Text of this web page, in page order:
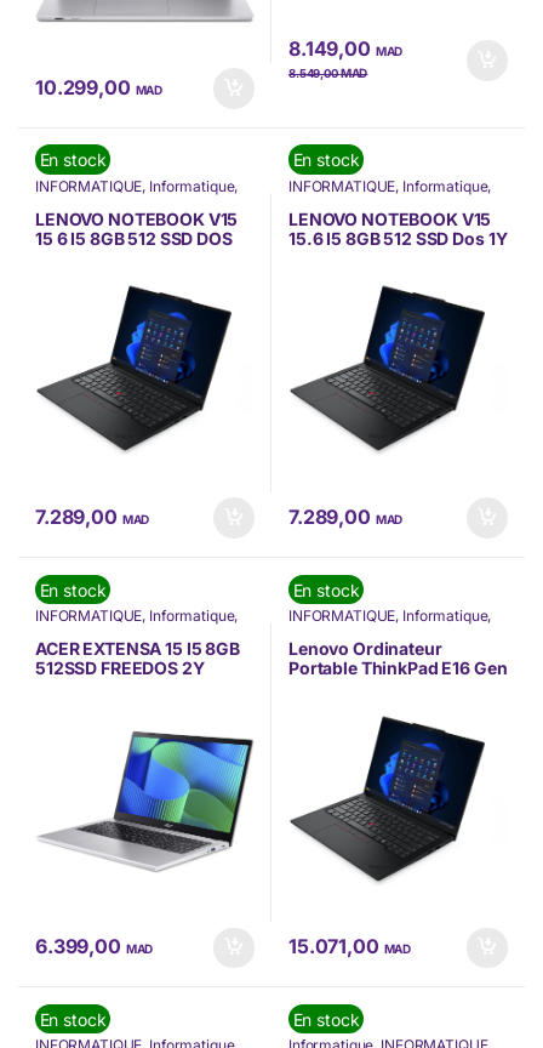
10.299,00 MAD
8.149,00 MAD
8.549,00MAD
En stock
INFORMATIQUE, Informatique,
Ordinateur Portable,Ordinateurs
Portables,PC Portable
LENOVO NOTEBOOK V15
15 6 I5 8GB 512 SSD DOS
7.289,00 MAD
En stock
INFORMATIQUE, Informatique,
Ordinateur Portable,Ordinateurs
Portables,PC Portable
LENOVO NOTEBOOK V15
15.6 I5 8GB 512 SSD Dos 1Y
7.289,00 MAD
En stock
INFORMATIQUE, Informatique,
Offres à ne pas
rater,Ordinateur Portable,
Ordinateurs Portables,PC
Portable, Promos
ACER EXTENSA 15 I5 8GB
512SSD FREEDOS 2Y
6.399,00 MAD
En stock
INFORMATIQUE, Informatique,
Ordinateur Portable,Ordinateurs
Portables ,PC Portable
Lenovo Ordinateur
Portable ThinkPad E16 Gen
15.071,00 MAD
En stock En stock